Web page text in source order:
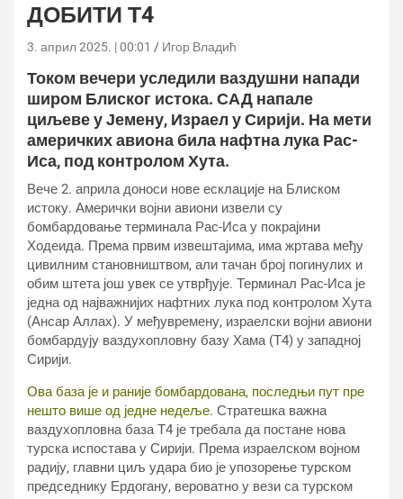
ДОБИТИ Т4
3. април 2025. | 00:01 Игор Владић
Током вечери уследили ваздушни напади
широм Блиског истока. САД напале
циљеве у Јемену, Израел у Сирији. На мети
америчких авиона била нафтна лука Рас-
Иса, под контролом Хута.
Вече 2. априла доноси нове есклације на Блиском
истоку. Амерички војни авиони извели су
бомбардовање терминала Рас-Иса у покрајини
Ходеида. Према првим извештајима, има жртава међу
цивилним становништвом, али тачан број погинулих и
обим штета још увек се утврђује. Терминал Рас-Иса је
једна од најважнијих нафтних лука под контролом Хута
(Ансар Аллах). У међувремену, израелски војни авиони
бомбардују ваздухопловну базу Хама (Т4) у западној
Сирији.
Ова база је и раније бомбардована, последњи пут пре
нешто више од једне недеље. Стратешка важна
ваздухопловна база Т4 је требала да постане нова
турска испостава у Сирији. Према израелском војном
радију, главни циљ удара био је упозорење турском
председнику Ердогану, вероватно у вези са турском